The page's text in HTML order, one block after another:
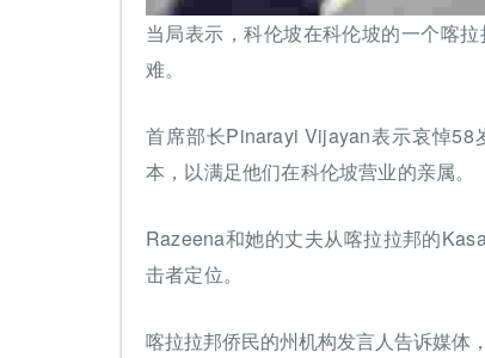
当局表示，科伦坡在科伦坡的一个喀
难。
首席部长Pinarayi Vijayan表示哀悼
本，以满足他们在科伦坡营业的亲属。
Razeena和她的丈夫从喀拉拉邦的
击者定位。
喀拉拉邦侨民的州机构发言人告诉媒体